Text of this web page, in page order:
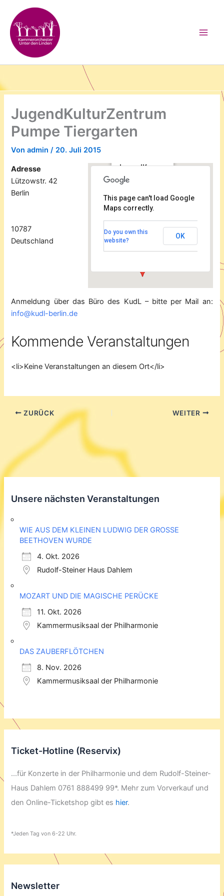
Inhalt
springen
JugendKulturZentrum
Pumpe Tiergarten
Vonadmin/ 20. Juli 2015
JugendK
ulturZent
rum
Tiergarte
n
Berlin
Veranstaltungen
This page can't load Google
Maps correctly.
Do you own this
website?
OK
Adresse
Lützowstr. 42
Berlin
10787
Deutschland
Anmeldung über das Büro des KudL – bitte per Mail an:
info@kudl-berlin.de
Kommende Veranstaltungen
<li>Keine Veranstaltungen an diesem Ort</li>
ZURÜCK WEITER
Unsere nächsten Veranstaltungen
WIE AUS DEM KLEINEN LUDWIG DER GROSSE
BEETHOVEN WURDE
4. Okt. 2026
Rudolf-Steiner Haus Dahlem
MOZART UND DIE MAGISCHE PERÜCKE
11. Okt. 2026
Kammermusiksaal der Philharmonie
DAS ZAUBERFLÖTCHEN
8. Nov. 2026
Kammermusiksaal der Philharmonie
Ticket-Hotline (Reservix)
...für Konzerte in der Philharmonie und dem Rudolf-Steiner-
Haus Dahlem 0761 888499 99*. Mehr zum Vorverkauf und
den Online-Ticketshop gibt es hier.
*Jeden Tag von 6-22 Uhr.
Newsletter